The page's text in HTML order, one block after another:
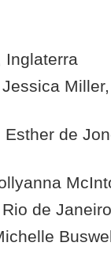
Inglaterra
de
de